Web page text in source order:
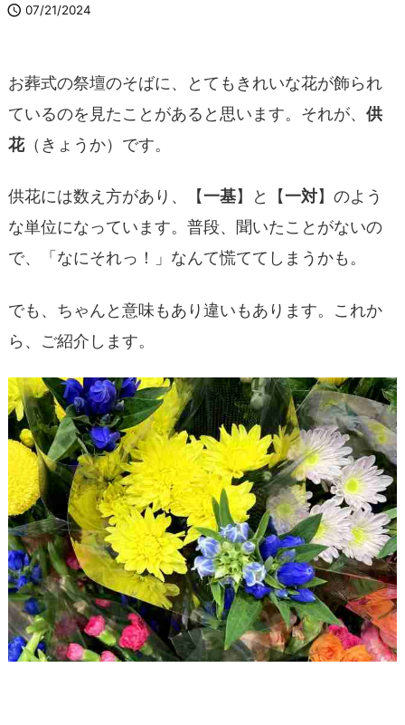
 07/21/2024
お葬式の祭壇のそばに、とてもきれいな花が飾られ
ているのを見たことがあると思います。それが、 供
花（きょうか）です。
供花には数え方があり、【一基】と【一対】のよう
な単位になっています。普段、聞いたことがないの
で、「なにそれっ！」なんて慌ててしまうかも。
でも、ちゃんと意味もあり違いもあります。これか
ら、ご紹介します。